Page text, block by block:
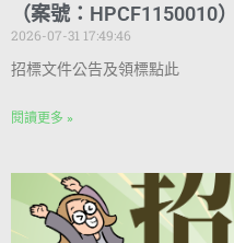
（案號：HPCF1150010
2026-07-31 17:49:46
招標文件公告及領標點此
閱讀更多 »